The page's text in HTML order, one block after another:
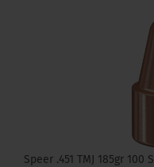
Speer .451 TMJ 185gr 100